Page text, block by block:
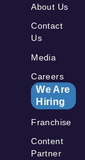
About Us
Contact
Us
Media
Careers
We Are
Hiring
Franchise
Content
Partner